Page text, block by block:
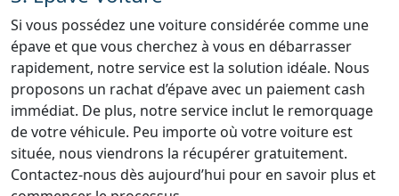
Si vous possédez une voiture considérée comme une
épave et que vous cherchez à vous en débarrasser
rapidement, notre service est la solution idéale. Nous
proposons un rachat d’épave avec un paiement cash
immédiat. De plus, notre service inclut le remorquage
de votre véhicule. Peu importe où votre voiture est
située, nous viendrons la récupérer gratuitement.
Contactez-nous dès aujourd’hui pour en savoir plus et